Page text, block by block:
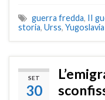
guerra fredda, II
storia, Urss, Yugoslavia
SET
30